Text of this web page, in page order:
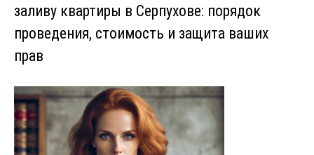
заливу квартиры в Серпухове: порядок
проведения, стоимость и защита ваших
прав